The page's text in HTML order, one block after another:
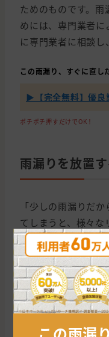
ためのものです。雨
めには、専門業者に
に専門業者に相談し
この雨漏り、すぐに直し
▶【完全無料】優良
ポチポチ押すだけでOK！
雨漏りを放置
「少しの雨漏りだ
てしまうと、様々な
物の寿命を縮めるだ
響を及ぼす可能性
置するリスクにつ
建物への影響